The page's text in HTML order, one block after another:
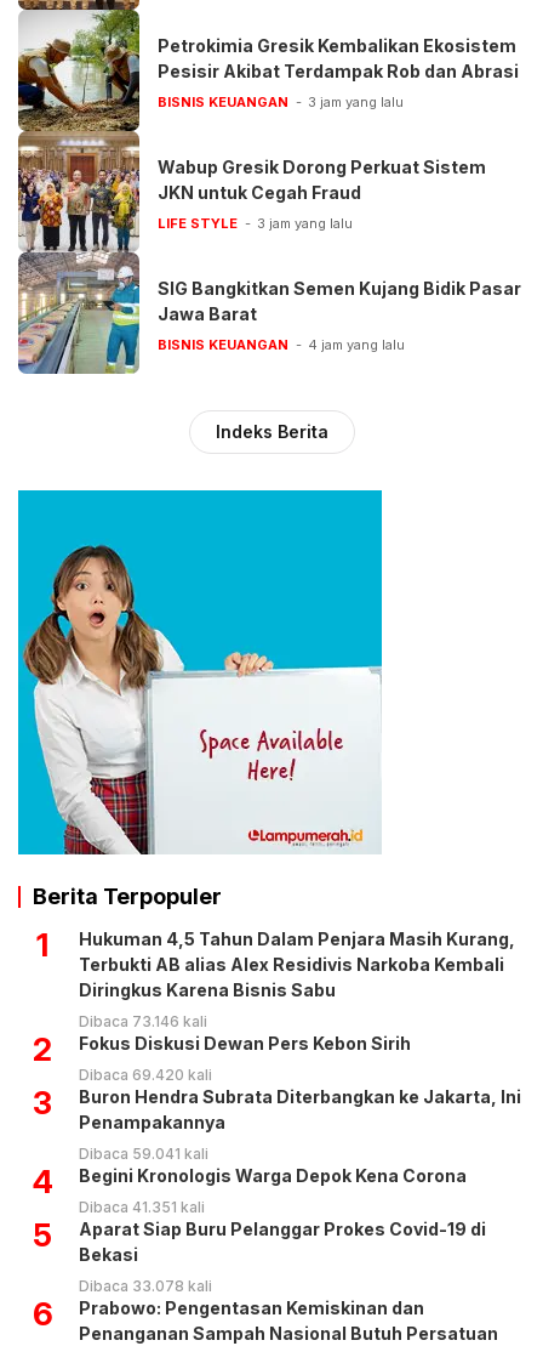
Petrokimia Gresik Kembalikan Ekosistem
Pesisir Akibat Terdampak Rob dan Abrasi
BISNIS KEUANGAN 3 jam yang lalu
Wabup Gresik Dorong Perkuat Sistem
JKN untuk Cegah Fraud
LIFE STYLE 3 jam yang lalu
SIG Bangkitkan Semen Kujang Bidik Pasar
Jawa Barat
BISNIS KEUANGAN 4 jam yang lalu
Indeks Berita
Berita Terpopuler
1
Hukuman 4,5 Tahun Dalam Penjara Masih Kurang,
Terbukti AB alias Alex Residivis Narkoba Kembali
Diringkus Karena Bisnis Sabu
Dibaca 73.146 kali
2 Fokus Diskusi Dewan Pers Kebon Sirih
Dibaca 69.420 kali
3
Buron Hendra Subrata Diterbangkan ke Jakarta, Ini
Penampakannya
Dibaca 59.041 kali
4 Begini Kronologis Warga Depok Kena Corona
Dibaca 41.351 kali
5
Aparat Siap Buru Pelanggar Prokes Covid-19 di
Bekasi
Dibaca 33.078 kali
6
Prabowo: Pengentasan Kemiskinan dan
Penanganan Sampah Nasional Butuh Persatuan